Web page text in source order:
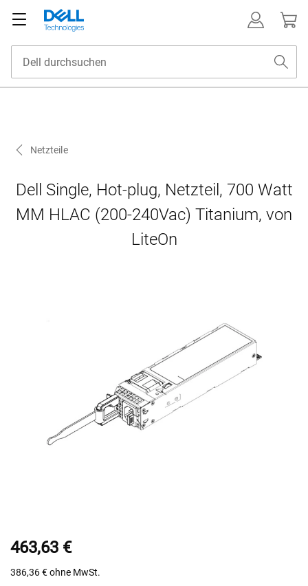
Netzteile
Dell Single, Hot-plug, Netzteil, 700 Watt
MM HLAC (200-240Vac) Titanium, von
LiteOn
463,63 €
386,36 €ohne MwSt.